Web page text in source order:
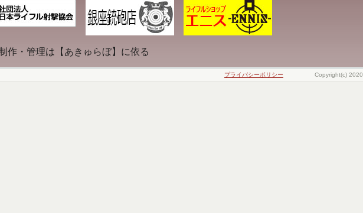
作・管理は【あきゅらぼ】に依る
プライバシーポリシー Copyright(c) 2020